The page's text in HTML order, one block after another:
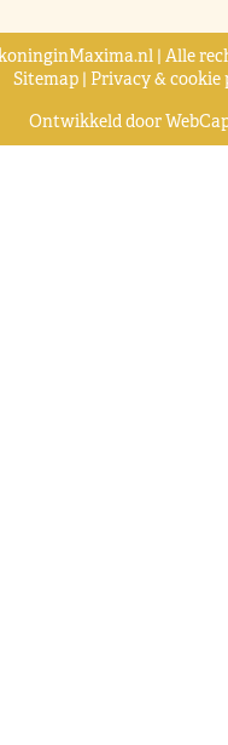
| Alle
Sitemap | Privacy & cookie
Ontwikkeld door